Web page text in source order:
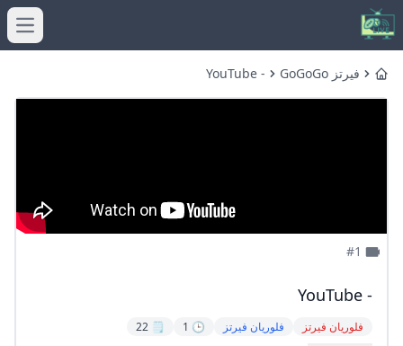
Homeفيرتز GoGoGo - YouTube
- YouTube
فلوريان فيرتز فلوريان فيرتز 🕒 1
🗒️ 22